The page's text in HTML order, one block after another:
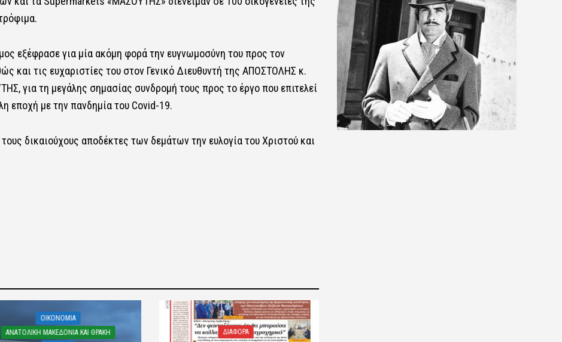
εξέφρασε για μία ακόμη φορά την ευγνωμοσύνη του προς τον
και τις ευχαριστίες του στον Γενικό Διευθυντή της ΑΠΟΣΤΟΛΗΣ κ.
για τη μεγάλης σημασίας συνδρομή τους προς το έργο που επιτελεί
εποχή με την πανδημία του Covid-19.
δικαιούχους αποδέκτες των δεμάτων την ευλογία του Χριστού και
OIKONOMIA
ΑΝΑΤΟΛΙΚΗ ΜΑΚΕΔΟΝΙΑ ΚΑΙ ΘΡΑΚΗ
ΔΙΑΦΟΡΑ